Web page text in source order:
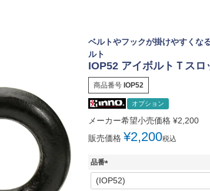
ベルトやフックが掛けやすくな
ルト
IOP52 アイボルトＴスロ
商品番号 IOP52
オプション
メーカー希望小売価格 ¥2,200
販売価格 ¥2,200税込
品番
(
必